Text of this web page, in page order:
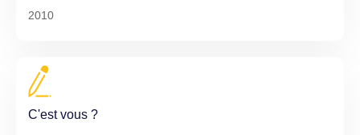
2010
C'est vous ?